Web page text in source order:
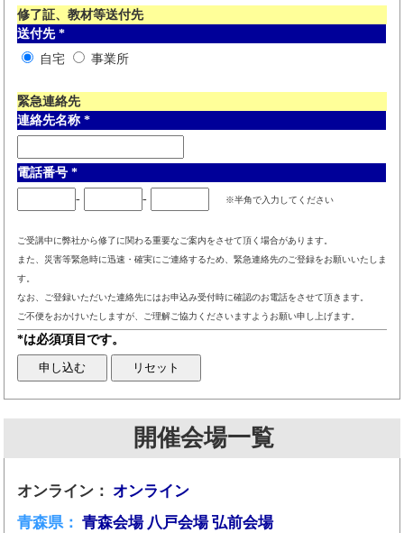
修了証、教材等送付先
送付先*
自宅
事業所
緊急連絡先
連絡先名称 *
電話番号 *
-
- ※半角で入力してください
ご受講中に弊社から修了に関わる重要なご案内をさせて頂く場合があります。
また、災害等緊急時に迅速・確実にご連絡するため、緊急連絡先のご登録をお願いいたしま
す。
なお、ご登録いただいた連絡先にはお申込み受付時に確認のお電話をさせて頂きます。
ご不便をおかけいたしますが、ご理解ご協力くださいますようお願い申し上げます。
*は必須項目です。
開催会場一覧
オンライン： オンライン
青森県： 青森会場 八戸会場 弘前会場